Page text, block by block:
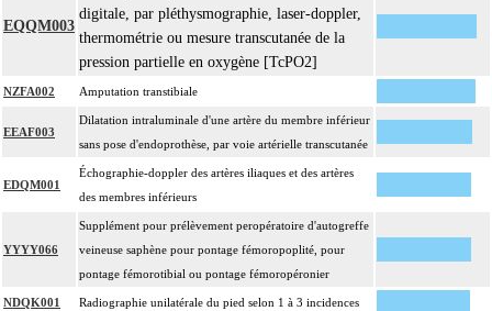
EQQM003
digitale, par pléthysmographie, laser-doppler,
thermométrie ou mesure transcutanée de la
pression partielle en oxygène [TcPO2]
NZFA002 Amputation transtibiale
EEAF003
Dilatation intraluminale d'une artère du membre inférieur
sans pose d'endoprothèse, par voie artérielle transcutanée
EDQM001
Échographie-doppler des artères iliaques et des artères
des membres inférieurs
YYYY066
Supplément pour prélèvement peropératoire d'autogreffe
veineuse saphène pour pontage fémoropoplité, pour
pontage fémorotibial ou pontage fémoropéronier
NDQK001 Radiographie unilatérale du pied selon 1 à 3 incidences